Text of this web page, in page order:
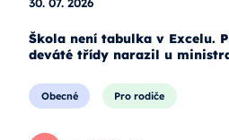
Škola není tabulka v Excelu.
deváté třídy narazil u
Obecné Pro rodiče